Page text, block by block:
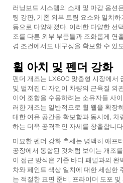
러닝보드 시스템의 소재 및 마감 옵션
팅 강판, 기존 외부 트림 요소와 일치
등으로 다양해졌다. 이러한 다양한 선
조를 다른 외부 부품들과 조화롭게 연
경 조건에서도 내구성을 확보할 수 있
휠 아치 및 펜더 강화
펜더 개조는 LX600 맞춤형 시장에서
및 벌져진 디자인이 차량의 근육질 외
이어 조합을 수용하려는 소유자들 사
러한 개조는 일반적으로 휠 웰을 확장
대한 여유 공간을 확보함과 동시에, 차
하는 더욱 공격적인 자세를 창출합니
미묘한 펜더 강화 추세는 명백히 애프
공장에서 통합된 것처럼 보이는 개조
이 접근 방식은 기존 바디 패널과의 완
차와 페인트 색상 일치에 대한 세심한
는 적절한 표면 준비, 프라이머 도포